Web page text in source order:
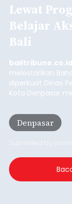
Lewat
Belajar
Bali
melestarikan
diperkuat Dinas
Kota Denpasar
Tahun ini,
Negeri 17 Dangin
menulis Aksara
2026.
Denpasar